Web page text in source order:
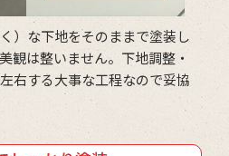
）な下地をそのままで塗装し
観は整いません。下地調整・
右する大事な工程なので妥協